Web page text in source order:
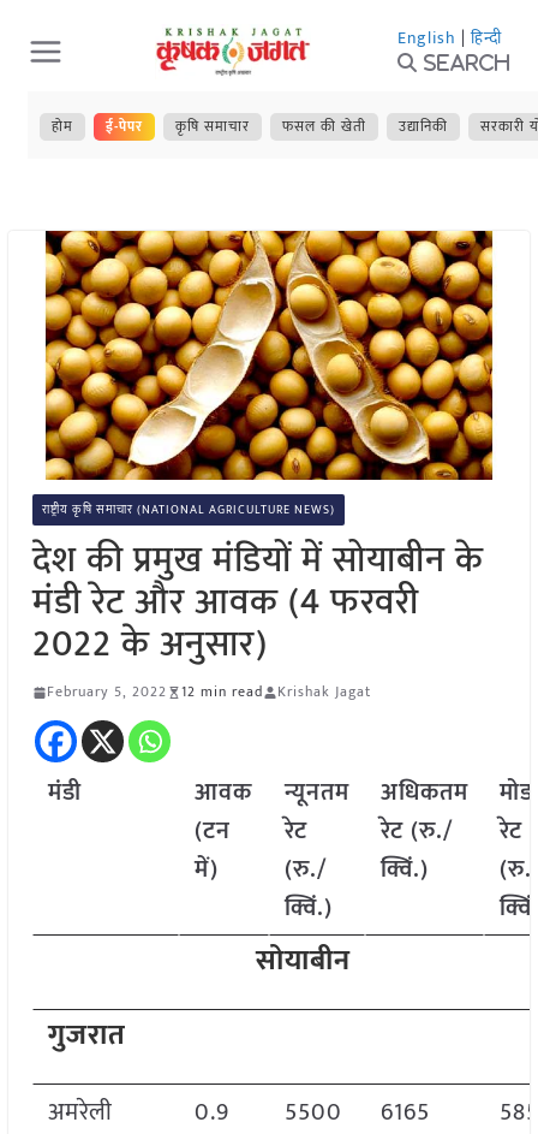
Skip
to
content
English | हिन्दी
Search
होम ई-पेपर कृषि समाचार फसल की खेती उद्यानिकी सरकारी
राष्ट्रीय कृषि समाचार (NATIONAL AGRICULTURE NEWS)
देश की प्रमुख मंडियों में सोयाबीन के
मंडी रेट और आवक (4 फरवरी
2022 के अनुसार)
February 5, 2022 12 min read Krishak Jagat
मंडी
आवक
(टन
में)
न्यूनतम
रेट
(रु./
क्विं.)
अधिकतम
रेट (रु./
क्विं.)
रेट
सोयाबीन
गुजरात
अमरेली 0.9 5500 6165